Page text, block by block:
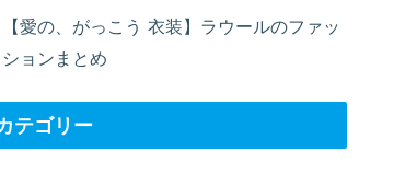
【愛の、がっこう 衣装】ラウールのファッ
ションまとめ
テゴリー